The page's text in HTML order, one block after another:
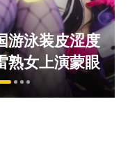
游泳装皮涩度
熟女上演蒙眼